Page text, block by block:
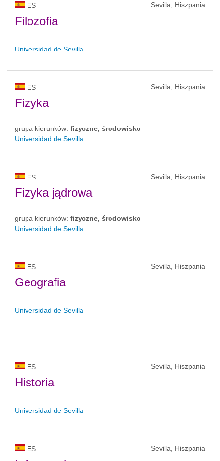
ES Sevilla, Hiszpania
Filozofia
Universidad de Sevilla
ES Sevilla, Hiszpania
Fizyka
grupa kierunków: fizyczne, środowisko
Universidad de Sevilla
ES Sevilla, Hiszpania
Fizyka jądrowa
grupa kierunków: fizyczne, środowisko
Universidad de Sevilla
ES Sevilla, Hiszpania
Geografia
Universidad de Sevilla
ES Sevilla, Hiszpania
Historia
Universidad de Sevilla
ES Sevilla, Hiszpania